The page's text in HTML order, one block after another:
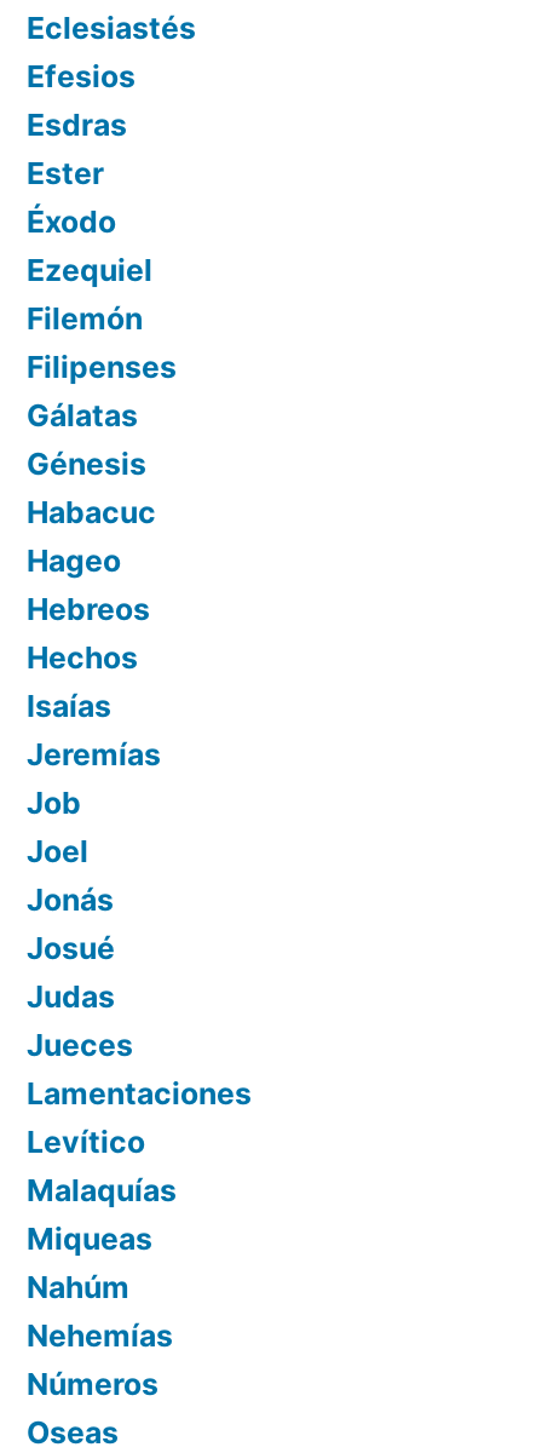
Eclesiastés
Efesios
Esdras
Ester
Éxodo
Ezequiel
Filemón
Filipenses
Gálatas
Génesis
Habacuc
Hageo
Hebreos
Hechos
Isaías
Jeremías
Job
Joel
Jonás
Josué
Judas
Jueces
Lamentaciones
Levítico
Malaquías
Miqueas
Nahúm
Nehemías
Números
Oseas